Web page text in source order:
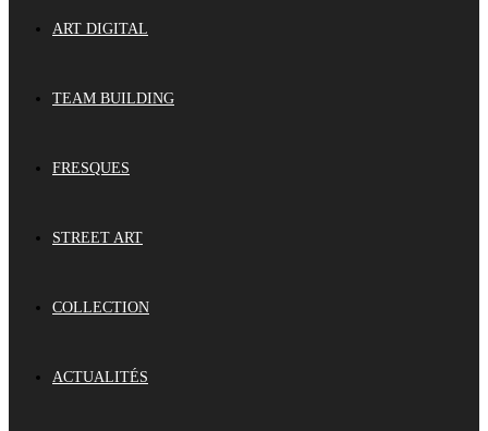
ART DIGITAL
TEAM BUILDING
FRESQUES
STREET ART
COLLECTION
ACTUALITÉS